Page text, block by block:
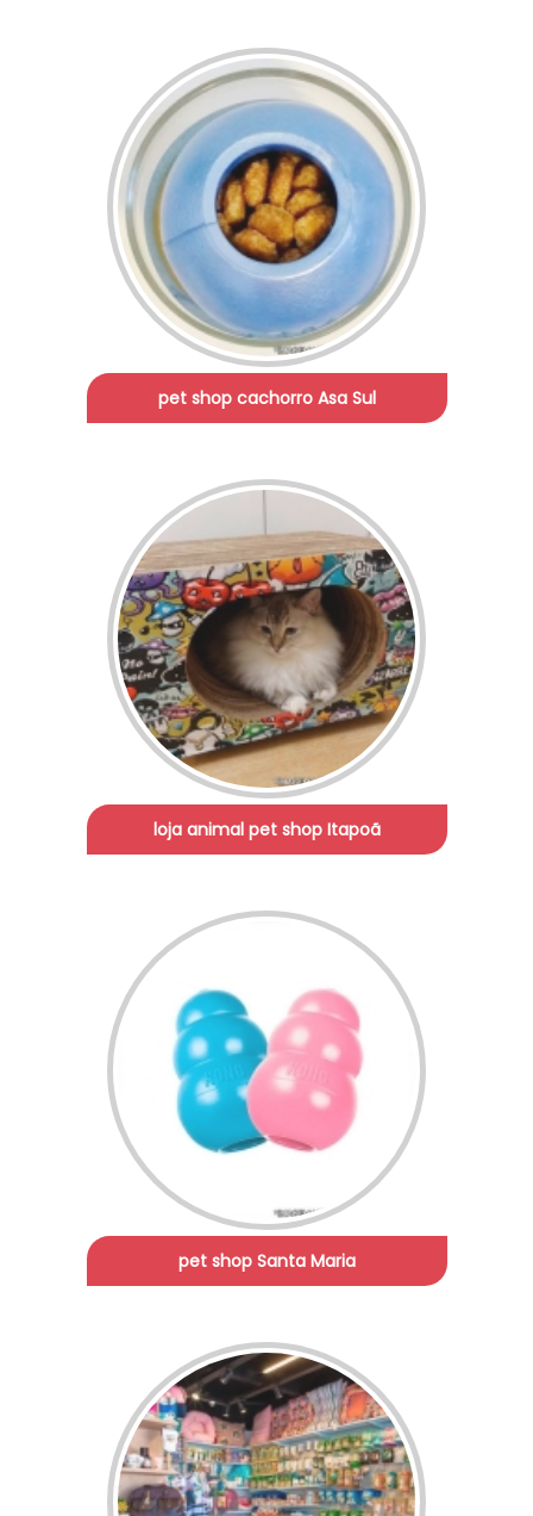
pet shop cachorro Asa Sul
loja animal pet shop Itapoã
pet shop Santa Maria